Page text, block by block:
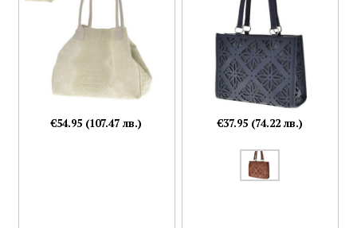
€54.95 (107.47 лв.) €37.95 (74.22 лв.)